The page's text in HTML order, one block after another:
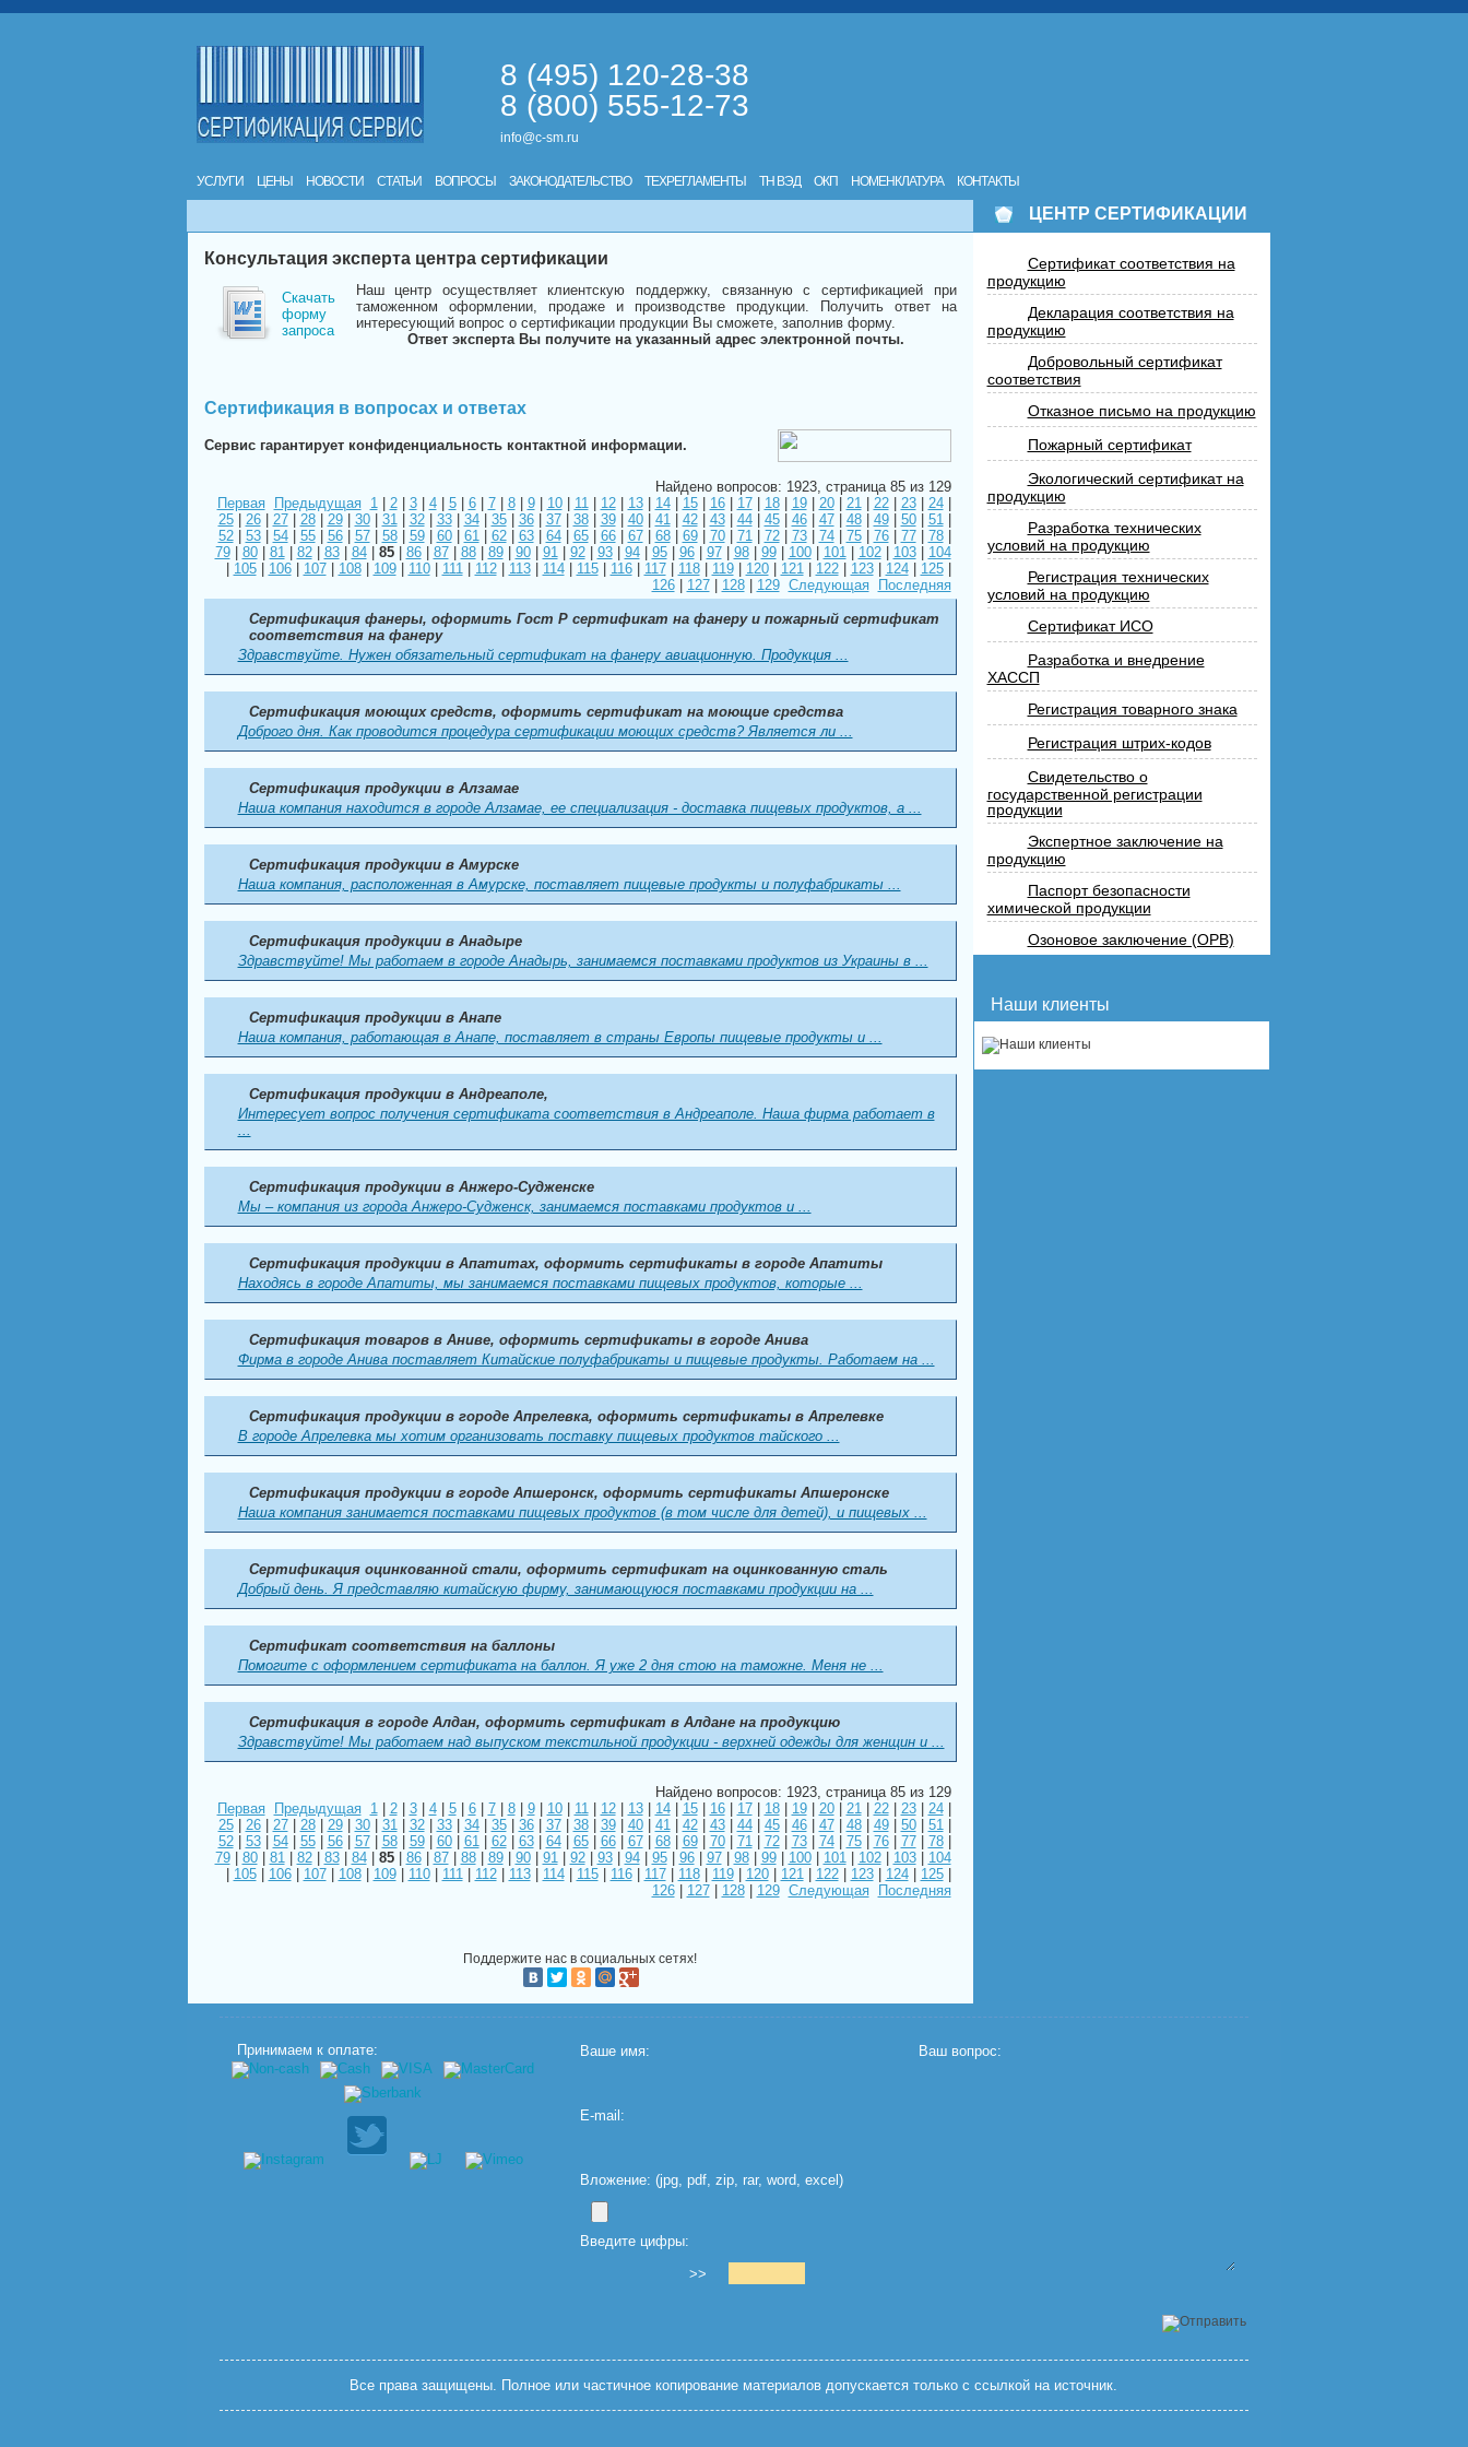
8 (495) 120-28-38
8 (800) 555-12-73
info@c-sm.ru
УСЛУГИ ЦЕНЫ НОВОСТИ СТАТЬИ ВОПРОСЫ ЗАКОНОДАТЕЛЬСТВО ТЕХРЕГЛАМЕНТЫ ТН ВЭД ОКП НОМЕНКЛАТУРА КОНТАКТЫ
ЦЕНТР СЕРТИФИКАЦИИ
Консультация эксперта центра сертификации
Скачать
форму
запроса
Наш центр осуществляет клиентскую поддержку, связанную с сертификацией при
таможенном оформлении, продаже и производстве продукции. Получить ответ на
интересующий вопрос о сертификации продукции Вы сможете, заполнив форму.
Ответ эксперта Вы получите на указанный адрес электронной почты.
Сертификация в вопросах и ответах
Сервис гарантирует конфиденциальность контактной информации.
Найдено вопросов: 1923, страница 85 из 129
Первая
Предыдущая 1| 2| 3| 4| 5| 6| 7| 8| 9| 10| 11| 12| 13| 14| 15| 16| 17| 18| 19| 20| 21| 22| 23| 24|
25| 26| 27| 28| 29| 30| 31| 32| 33| 34| 35| 36| 37| 38| 39| 40| 41| 42| 43| 44| 45| 46| 47| 48| 49| 50| 51|
52| 53| 54| 55| 56| 57| 58| 59| 60| 61| 62| 63| 64| 65| 66| 67| 68| 69| 70| 71| 72| 73| 74| 75| 76| 77| 78|
79| 80| 81| 82| 83| 84| 85| 86| 87| 88| 89| 90| 91| 92| 93| 94| 95| 96| 97| 98| 99| 100| 101| 102| 103| 104
105| 106| 107| 108| 109| 110| 111| 112| 113| 114| 115| 116| 117| 118| 119| 120| 121| 122| 123| 124| 125|
126| 127| 128| 129 Следующая Последняя
Сертификация фанеры, оформить Гост Р сертификат на фанеру и пожарный сертификат
соответствия на фанеру
Здравствуйте. Нужен обязательный сертификат на фанеру авиационную. Продукция ...
Сертификация моющих средств, оформить сертификат на моющие средства
Доброго дня. Как проводится процедура сертификации моющих средств? Является ли ...
Сертификация продукции в Алзамае
Наша компания находится в городе Алзамае, ее специализация - доставка пищевых продуктов, а ...
Сертификация продукции в Амурске
Наша компания, расположенная в Амурске, поставляет пищевые продукты и полуфабрикаты ...
Сертификация продукции в Анадыре
Здравствуйте! Мы работаем в городе Анадырь, занимаемся поставками продуктов из Украины в ...
Сертификация продукции в Анапе
Наша компания, работающая в Анапе, поставляет в страны Европы пищевые продукты и ...
Сертификация продукции в Андреаполе,
Интересует вопрос получения сертификата соответствия в Андреаполе. Наша фирма работает в
...
Сертификация продукции в Анжеро-Судженске
Мы – компания из города Анжеро-Судженск, занимаемся поставками продуктов и ...
Сертификация продукции в Апатитах, оформить сертификаты в городе Апатиты
Находясь в городе Апатиты, мы занимаемся поставками пищевых продуктов, которые ...
Сертификация товаров в Аниве, оформить сертификаты в городе Анива
Фирма в городе Анива поставляет Китайские полуфабрикаты и пищевые продукты. Работаем на ...
Сертификация продукции в городе Апрелевка, оформить сертификаты в Апрелевке
В городе Апрелевка мы хотим организовать поставку пищевых продуктов тайского ...
Сертификация продукции в городе Апшеронск, оформить сертификаты Апшеронске
Наша компания занимается поставками пищевых продуктов (в том числе для детей), и пищевых ...
Сертификация оцинкованной стали, оформить сертификат на оцинкованную сталь
Добрый день. Я представляю китайскую фирму, занимающуюся поставками продукции на ...
Сертификат соответствия на баллоны
Помогите с оформлением сертификата на баллон. Я уже 2 дня стою на таможне. Меня не ...
Сертификация в городе Алдан, оформить сертификат в Алдане на продукцию
Здравствуйте! Мы работаем над выпуском текстильной продукции - верхней одежды для женщин и ...
Найдено вопросов: 1923, страница 85 из 129
Первая
Предыдущая 1| 2| 3| 4| 5| 6| 7| 8| 9| 10| 11| 12| 13| 14| 15| 16| 17| 18| 19| 20| 21| 22| 23| 24|
25| 26| 27| 28| 29| 30| 31| 32| 33| 34| 35| 36| 37| 38| 39| 40| 41| 42| 43| 44| 45| 46| 47| 48| 49| 50| 51|
52| 53| 54| 55| 56| 57| 58| 59| 60| 61| 62| 63| 64| 65| 66| 67| 68| 69| 70| 71| 72| 73| 74| 75| 76| 77| 78|
79| 80| 81| 82| 83| 84| 85| 86| 87| 88| 89| 90| 91| 92| 93| 94| 95| 96| 97| 98| 99| 100| 101| 102| 103| 104
105| 106| 107| 108| 109| 110| 111| 112| 113| 114| 115| 116| 117| 118| 119| 120| 121| 122| 123| 124| 125|
126| 127| 128| 129 Следующая Последняя
Поддержите нас в социальных сетях!
Сертификат соответствия на
продукцию
Декларация соответствия на
продукцию
Добровольный сертификат
соответствия
Отказное письмо на продукцию
Пожарный сертификат
Экологический сертификат на
продукцию
Разработка технических
условий на продукцию
Регистрация технических
условий на продукцию
Сертификат ИСО
Разработка и внедрение
ХАССП
Регистрация товарного знака
Регистрация штрих-кодов
Свидетельство о
государственной регистрации
продукции
Экспертное заключение на
продукцию
Паспорт безопасности
химической продукции
Озоновое заключение (ОРВ)
Наши клиенты
Принимаем к оплате: Ваше имя:
E-mail:
Вложение: (jpg, pdf, zip, rar, word, excel)
Введите цифры:
>>
Ваш вопрос:
Все права защищены. Полное или частичное копирование материалов допускается только с ссылкой на источник.